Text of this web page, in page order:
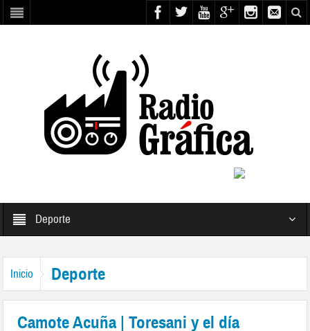
Deporte
Inicio Deporte
Camote Acuña | Toresani y el día